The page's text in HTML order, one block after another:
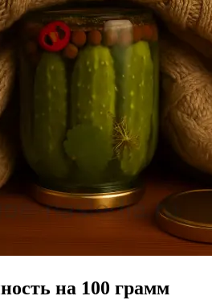
на 100 грамм